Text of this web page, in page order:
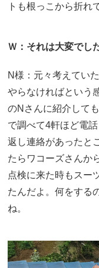
トも根っこから折れ
Ｗ：それは大変でし
N様：元々考えてい
やらなければという
のNさんに紹介して
で調べて4軒ほど電
返し連絡があったと
たらワコーズさんか
点検に来た時もスー
たんだよ。何をする
ね。